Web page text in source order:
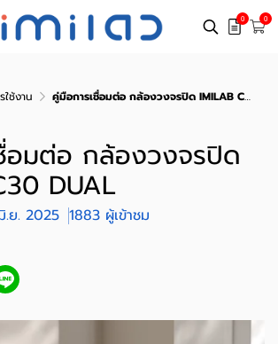
0 0
ช้งาน คู่มือการเชื่อมต่อ กล้องวงจรปิด IMILAB C30 DUAL
อมต่อ กล้องวงจรปิด
DUAL
.ย. 2025 1883 ผู้เข้าชม